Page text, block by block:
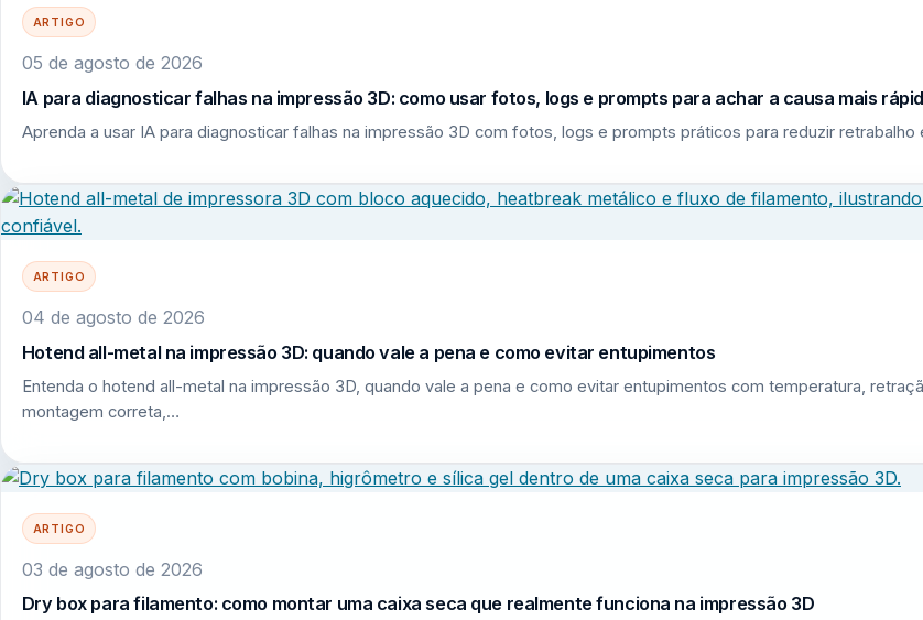
ARTIGO
05 de agosto de 2026
IA para diagnosticar falhas na impressão 3D: como usar fotos, logs e prompts para achar a causa mais
Aprenda a usar IA para diagnosticar falhas na impressão 3D com fotos, logs e prompts práticos para reduzir retrabalho
ARTIGO
04 de agosto de 2026
Hotend all-metal na impressão 3D: quando vale a pena e como evitar entupimentos
Entenda o hotend all-metal na impressão 3D, quando vale a pena e como evitar entupimentos com temperatura,
montagem correta,…
ARTIGO
03 de agosto de 2026
Dry box para filamento: como montar uma caixa seca que realmente funciona na impressão 3D